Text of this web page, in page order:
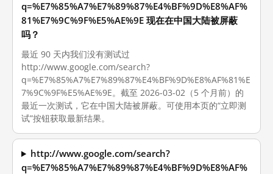
q=%E7%85%A7%E7%89%87%E4%BF%9D%E8%AF%
81%E7%9C%9F%E5%AE%9E 现在在中国大陆被屏蔽
吗？
最近 90 天内我们没有测试过
http://www.google.com/search?
q=%E7%85%A7%E7%89%87%E4%BF%9D%E8%AF%81%E
7%9C%9F%E5%AE%9E。截至 2026-03-02（5 个月前）的
最近一次测试，它在中国大陆被屏蔽。可使用本页的“立即测
试”按钮获取最新结果。
http://www.google.com/search?
q=%E7%85%A7%E7%89%87%E4%BF%9D%E8%AF%